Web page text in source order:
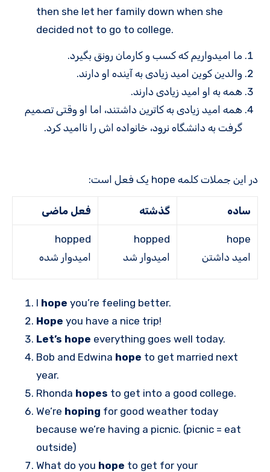
then she let her family down when she
decided not to go to college.
ما امیدواریم که کسب و کارمان رونق بگیرد.
والدین کوین امید زیادی به آینده او دارند.
همه به او امید زیادی دارند.
همه امید زیادی به کاترین داشتند، اما او وقتی تصمیم
گرفت به دانشگاه نرود، خانواده اش را ناامید کرد.
در این جملات کلمه hope یک فعل است:
ساده گذشته فعل ماضی
hope
امید داشتن
hopped
امیدوار شد
hopped
امیدوار شده
I hope you’re feeling better.
Hope you have a nice trip!
Let’s hope everything goes well today.
Bob and Edwina hope to get married next
year.
Rhonda hopes to get into a good college.
We’re hoping for good weather today
because we’re having a picnic. (picnic = eat
outside)
What do you hope to get for your